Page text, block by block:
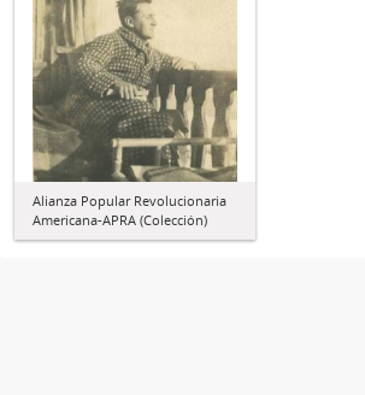
Alianza Popular Revolucionaria
Americana-APRA (Colección)